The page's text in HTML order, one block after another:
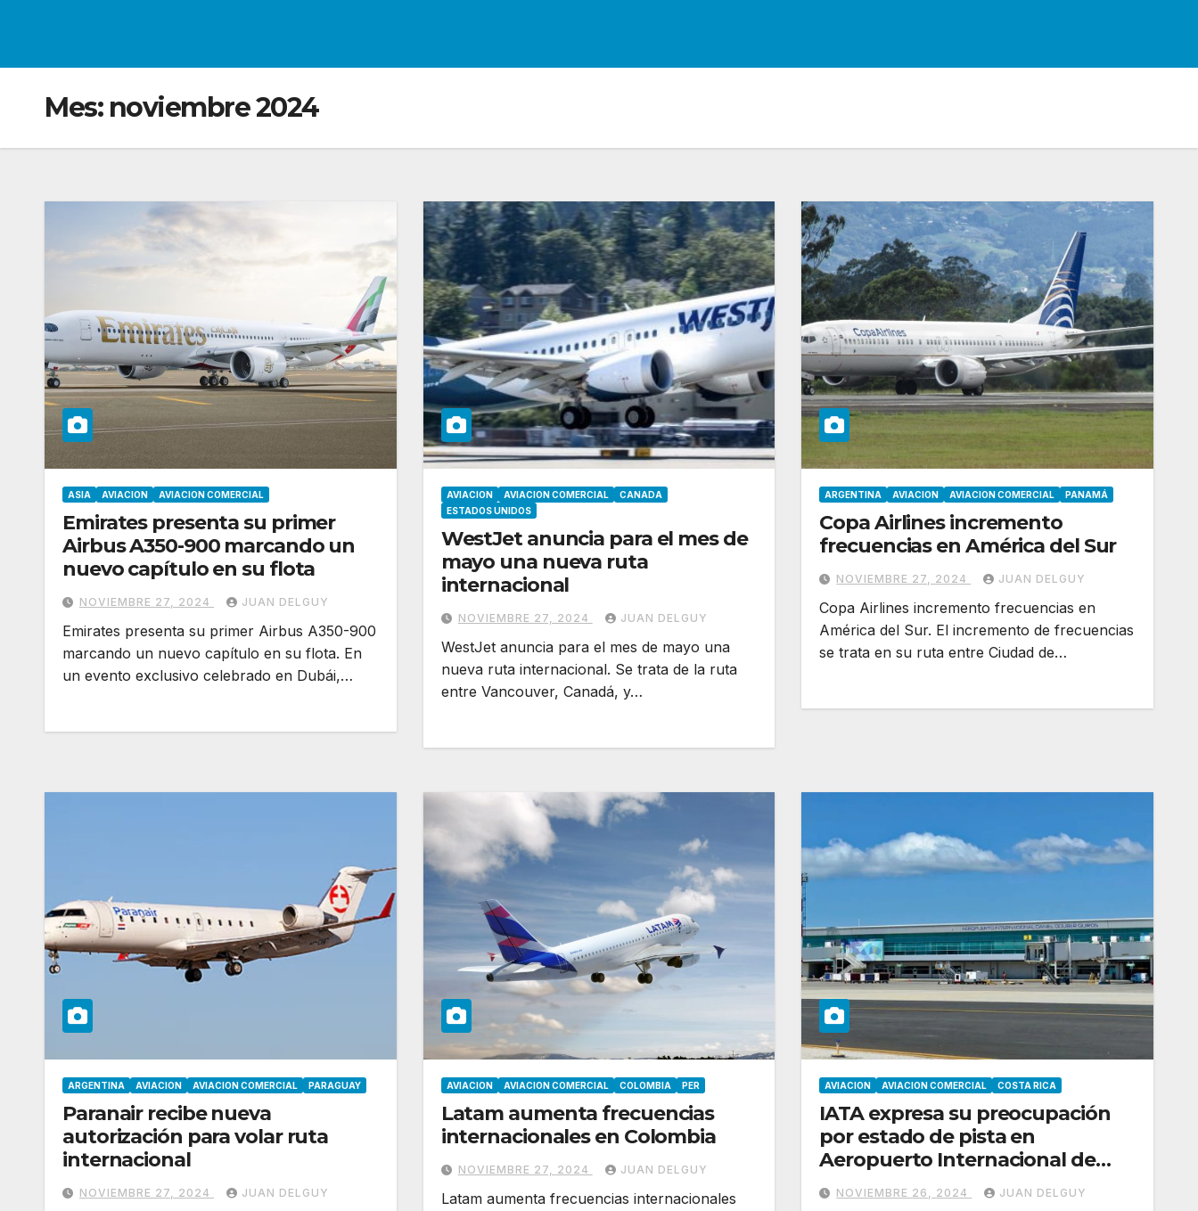
Mes: noviembre 2024
ASIA AVIACION AVIACION COMERCIAL
Emirates presenta su primer
Airbus A350-900 marcando un
nuevo capítulo en su flota
NOVIEMBRE 27, 2024 JUAN DELGUY
Emirates presenta su primer Airbus A350-900
marcando un nuevo capítulo en su flota. En
un evento exclusivo celebrado en Dubái,…
AVIACION AVIACION COMERCIAL
CANADA
ESTADOS UNIDOS
WestJet anuncia para el mes de
mayo una nueva ruta
internacional
NOVIEMBRE 27, 2024 JUAN DELGUY
WestJet anuncia para el mes de mayo una
nueva ruta internacional. Se trata de la ruta
entre Vancouver, Canadá, y…
ARGENTINA AVIACION AVIACION COMERCIAL PANAMÁ
Copa Airlines incremento
frecuencias en América del Sur
NOVIEMBRE 27, 2024 JUAN DELGUY
Copa Airlines incremento frecuencias en
América del Sur. El incremento de frecuencias
se trata en su ruta entre Ciudad de…
ARGENTINA AVIACION AVIACION COMERCIAL PARAGUAY
Paranair recibe nueva
autorización para volar ruta
internacional
NOVIEMBRE 27, 2024 JUAN DELGUY
AVIACION AVIACION COMERCIAL COLOMBIA PER
Latam aumenta frecuencias
internacionales en Colombia
NOVIEMBRE 27, 2024 JUAN DELGUY
Latam aumenta frecuencias internacionales
AVIACION AVIACION COMERCIAL COSTA RICA
IATA expresa su preocupación
por estado de pista en
Aeropuerto Internacional de
Liberia Guanacaste
NOVIEMBRE 26, 2024 JUAN DELGUY